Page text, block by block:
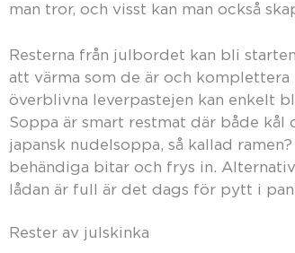
man tror, och visst kan man också
Resterna från julbordet kan bli
att värma som de är och
överblivna leverpastejen kan enkelt
Soppa är smart restmat där både kål
japansk nudelsoppa, så kallad
behändiga bitar och frys in.
lådan är full är det dags för pytt i
Rester av julskinka